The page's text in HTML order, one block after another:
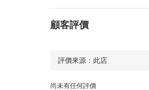
顧客評價
尚未有任何評價